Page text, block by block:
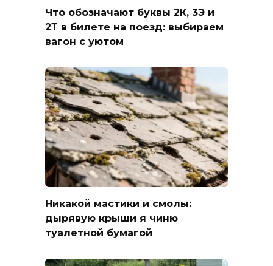
Что обозначают буквы 2К, 3Э и
2Т в билете на поезд: выбираем
вагон с уютом
Никакой мастики и смолы:
дырявую крыши я чиню
туалетной бумагой